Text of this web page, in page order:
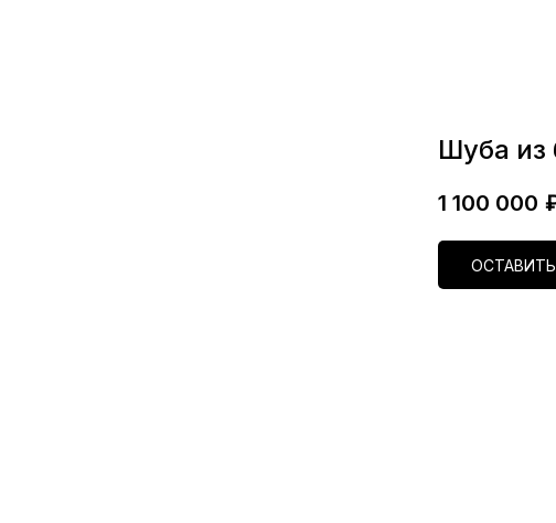
Шуба из
1 100 000